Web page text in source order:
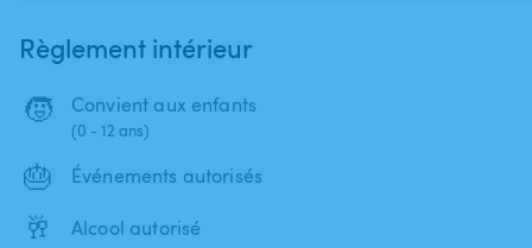
Règlement intérieur
🧒 Convient aux enfants
(0 - 12 ans)
🎂 Événements autorisés
🥂 Alcool autorisé